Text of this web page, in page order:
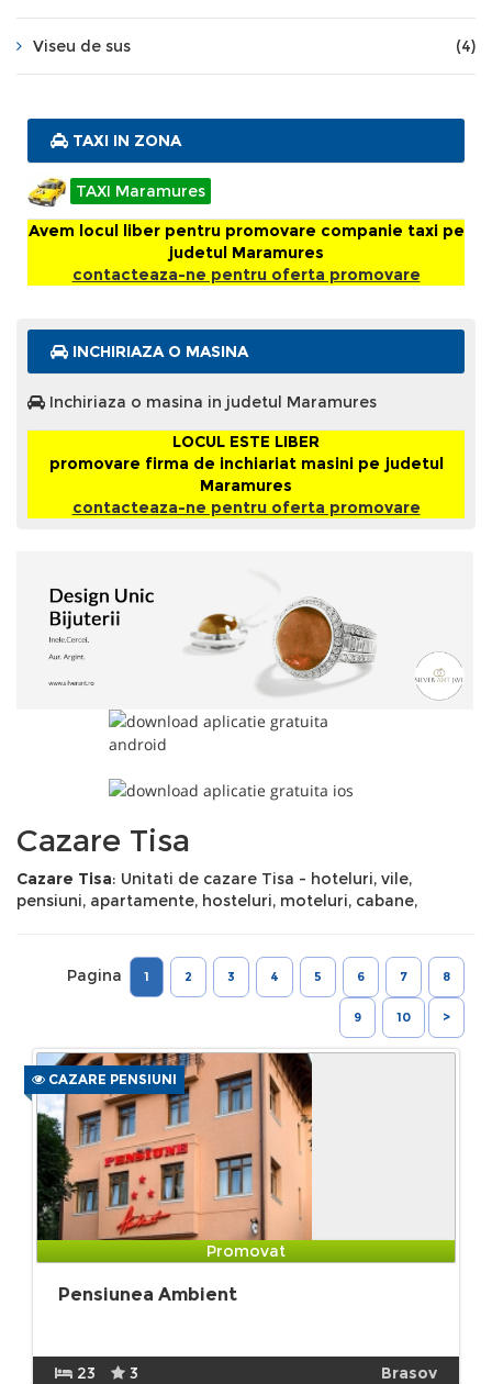
Viseu de sus (4)
TAXI IN ZONA
TAXI Maramures
Avem locul liber pentru promovare companie taxi pe
judetul Maramures
contacteaza-ne pentru oferta promovare
INCHIRIAZA O MASINA
Inchiriaza o masina in judetul Maramures
LOCUL ESTE LIBER
promovare firma de inchiariat masini pe judetul
Maramures
contacteaza-ne pentru oferta promovare
Cazare Tisa
Cazare Tisa: Unitati de cazare Tisa - hoteluri, vile,
pensiuni, apartamente, hosteluri, moteluri, cabane,
Pagina 1 2 3 4 5 6 7 8
9 10 >
CAZARE PENSIUNI
Promovat
Pensiunea Ambient
23 3 Brasov